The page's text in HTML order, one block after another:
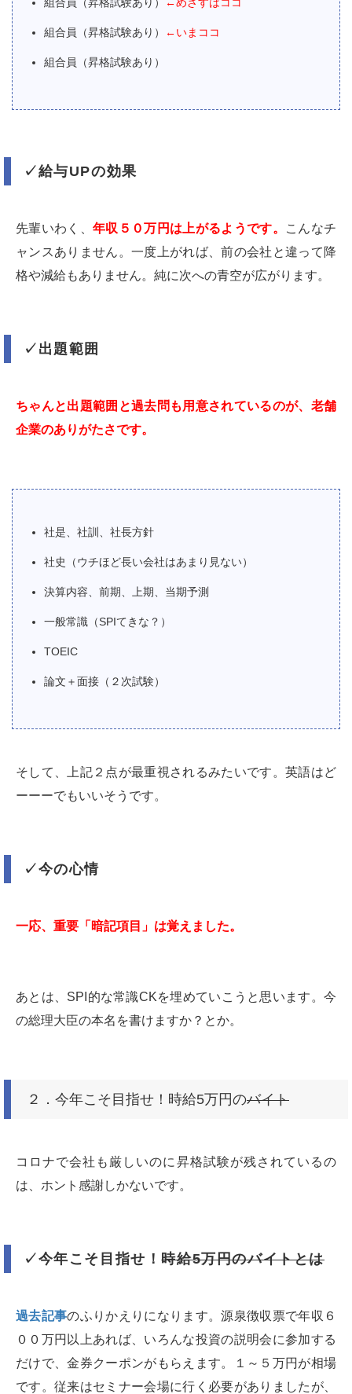
組合員（昇格試験あり） ←いまココ
組合員（昇格試験あり）
✓給与UPの効果
先輩いわく、 年収５０万円は上がるようです。
こんなチ
ャンスありません。一度上がれば、前の会社と違って降
格や減給もありません。純に次への青空が広がります。
✓出題範囲
ちゃんと出題範囲と過去問も用意されているのが、老舗
企業のありがたさです。
社是、社訓、社長方針
社史（ウチほど長い会社はあまり見ない）
決算内容、前期、上期、当期予測
一般常識（SPIてきな？）
TOEIC
論文＋面接（２次試験）
そして、上記２点が最重視されるみたいです。英語はど
ーーーでもいいそうです。
✓今の心情
一応、重要「暗記項目」は覚えました。
あとは、SPI的な常識CKを埋めていこうと思います。今
の総理大臣の本名を書けますか？とか。
２．今年こそ目指せ！時給5万円のバイト
コロナで会社も厳しいのに昇格試験が残されているの
は、ホント感謝しかないです。
✓今年こそ目指せ！時給5万円のバイトとは
過去記事のふりかえりになります。源泉徴収票で年収６
００万円以上あれば、いろんな投資の説明会に参加する
だけで、金券クーポンがもらえます。１～５万円が相場
です。従来はセミナー会場に行く必要がありましたが、